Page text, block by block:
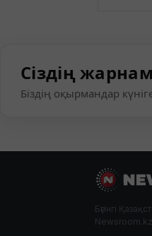
Сіздің
Біздің оқырмандар
Бүгінгі
Newsroom.kz